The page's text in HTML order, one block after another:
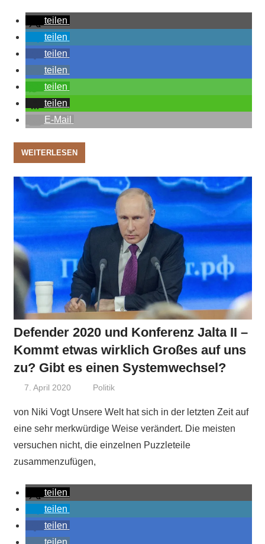
teilen
teilen
teilen
teilen
teilen
teilen
E-Mail
WEITERLESEN
Defender 2020 und Konferenz Jalta II –
Kommt etwas wirklich Großes auf uns
zu? Gibt es einen Systemwechsel?
7. April 2020 Niki Vogt
Politik
von Niki Vogt Unsere Welt hat sich in der letzten Zeit auf
eine sehr merkwürdige Weise verändert. Die meisten
versuchen nicht, die einzelnen Puzzleteile
zusammenzufügen,
teilen
teilen
teilen
teilen